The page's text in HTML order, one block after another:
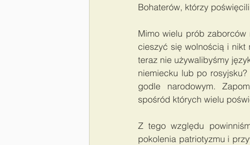
Bohaterów, którzy
Mimo wielu prób
cieszyć się wolnością i nikt
teraz nie używalibyśmy
niemiecku lub po rosyjsku?
godle narodowym.
spośród których wielu
Z tego względu
pokolenia patriotyzmu i